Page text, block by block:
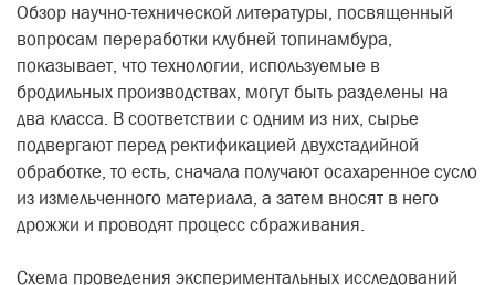
Обзор научно-технической литературы, посвященный
вопросам переработки клубней топинамбура,
показывает, что технологии, используемые в
бродильных производствах, могут быть разделены на
два класса. В соответствии с одним из них, сырье
подвергают перед ректификацией двухстадийной
обработке, то есть, сначала получают осахаренное сусло
из измельченного материала, а затем вносят в него
дрожжи и проводят процесс сбраживания.
Схема проведения экспериментальных исследований